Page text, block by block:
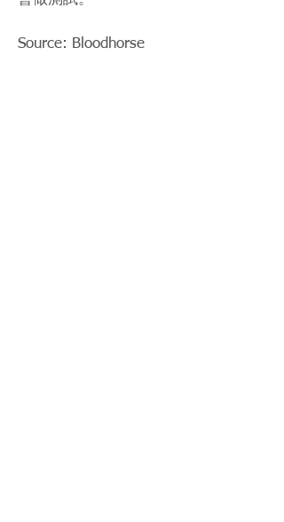
Source: Bloodhorse